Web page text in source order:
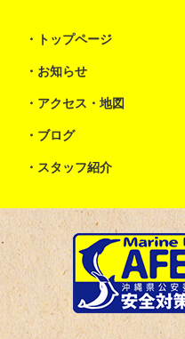
トップページ
お知らせ
アクセス・地図
ブログ
スタッフ紹介